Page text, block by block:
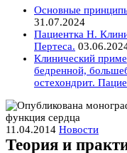
Основные
31.07.2024
Пациентка Н.
Пертеса.
Клинический
бедренной,
остехондрит.
11.04.2014 Новости
Теория и